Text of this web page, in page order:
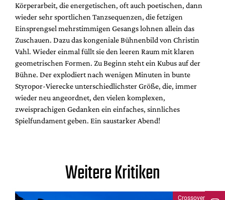
Körperarbeit, die energetischen, oft auch poetischen, dann
wieder sehr sportlichen Tanzsequenzen, die fetzigen
Einsprengsel mehrstimmigen Gesangs lohnen allein das
Zuschauen. Dazu das kongeniale Bühnenbild von Christin
Vahl. Wieder einmal füllt sie den leeren Raum mit klaren
geometrischen Formen. Zu Beginn steht ein Kubus auf der
Bühne. Der explodiert nach wenigen Minuten in bunte
Styropor-Vierecke unterschiedlichster Größe, die, immer
wieder neu angeordnet, den vielen komplexen,
zweisprachigen Gedanken ein einfaches, sinnliches
Spielfundament geben. Ein saustarker Abend!
Weitere Kritiken
Crossover